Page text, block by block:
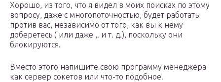
Хорошо, из того, что я видел в моих поисках по этому
вопросу, даже с многопоточностью, будет работать
против вас, независимо от того, как вы к нему
доберетесь ( или даже ,. и т. д.), поскольку они
блокируются.
Вместо этого напишите свою программу менеджера
как сервер сокетов или что-то подобное.